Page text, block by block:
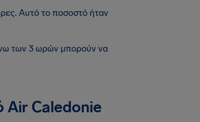
Αυτό το ποσοστό ήταν
των 3 ωρών μπορούν να
Air Caledonie